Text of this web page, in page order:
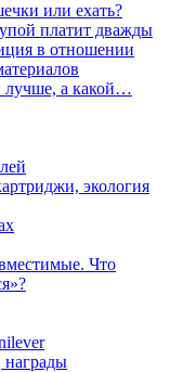
или ехать?
платит дважды
в отношении
лучше, а какой…
экология
Что
награды